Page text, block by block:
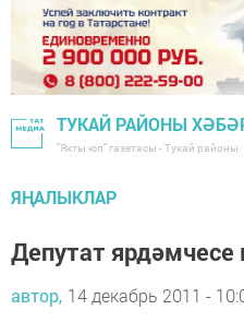
ТУКАЙ РАЙОНЫ
"Якты юл" газетасы - Тукай районы
ЯҢАЛЫКЛАР
Депутат ярдәмчесе
автор, 14 декабрь 2011 -